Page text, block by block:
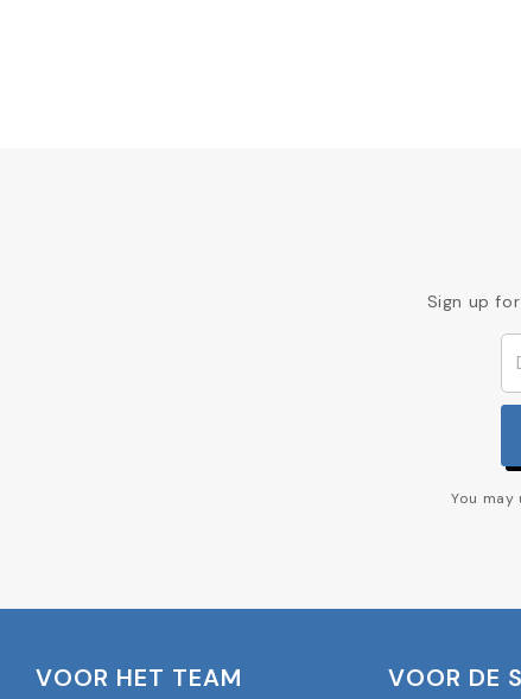
Sign up
You
VOOR HET TEAM VOOR DE